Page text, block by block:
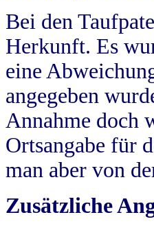
Bei den
Herkunft. Es
eine
angegeben
Annahme doch
Ortsangabe für
man aber von
Zusätzliche